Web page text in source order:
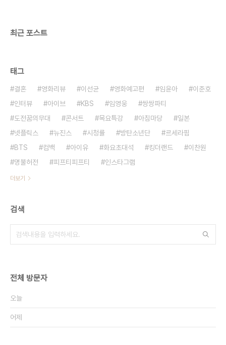
최근 포스트
태그
결혼 영화리뷰 이선균 영화예고편 임윤아
이준호
인터뷰
아이브 KBS 임영웅
쌍쌍파티
도전꿈의무대
콘서트 목요특강 아침마당
일본
넷플릭스
뉴진스 시청률 방탄소년단
르세라핌
BTS
컴백 아이유 화요초대석 킹더랜드
이찬원
명불허전
피프티피프티 인스타그램
더보기
검색
전체 방문자
오늘
어제